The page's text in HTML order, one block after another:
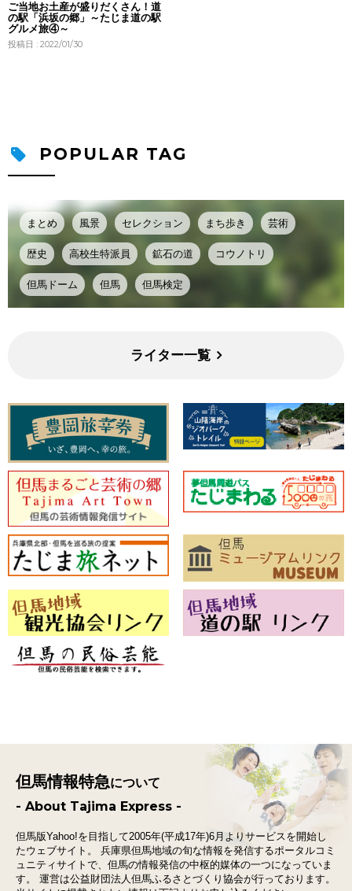
ご当地お土産が盛りだくさん！道
の駅「浜坂の郷」～たじま道の駅
グルメ旅④～
投稿日 : 2022/01/30
POPULAR TAG
まとめ 風景 セレクション まち歩き 芸術
歴史 高校生特派員 鉱石の道 コウノトリ
但馬ドーム 但馬 但馬検定
ライター一覧
但馬情報特急について
- About Tajima Express -
但馬版Yahoo!を目指して2005年(平成17年)6月よりサービスを開始し
たウェブサイト。
兵庫県但馬地域の旬な情報を発信するポータルコミ
ュニティサイトで、 但馬の情報発信の中枢的媒体の一つになっていま
す。
運営は公益財団法人但馬ふるさとづくり協会が行っております。